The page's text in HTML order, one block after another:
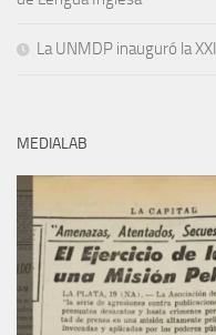
La UNMDP inauguró la
MEDIALAB